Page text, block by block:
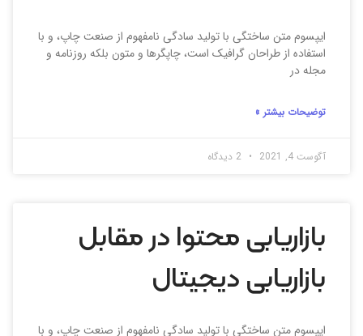
ایپسوم متن ساختگی با تولید سادگی نامفهوم از صنعت چاپ، و با
استفاده از طراحان گرافیک است، چاپگرها و متون بلکه روزنامه و
مجله در
توضیحات بیشتر »
آگوست 4, 2021
بازاریابی محتوا در مقابل
بازاریابی دیجیتال
ایپسوم متن ساختگی با تولید سادگی نامفهوم از صنعت چاپ، و با